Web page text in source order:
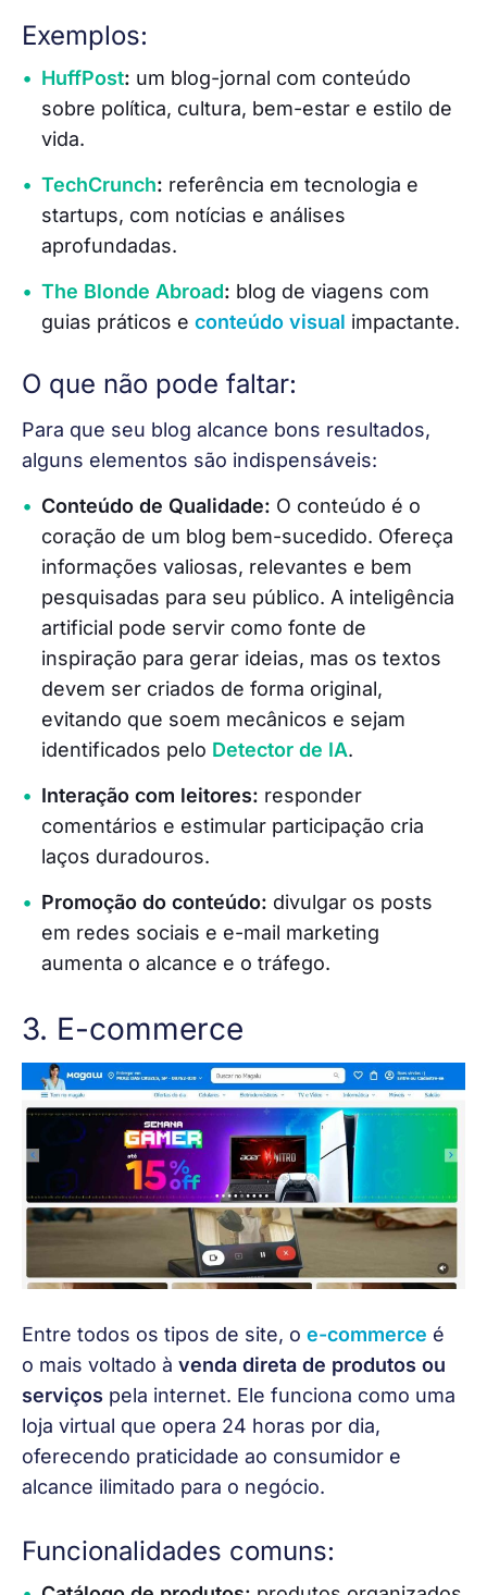
Exemplos:
HuffPost: um blog-jornal com conteúdo
sobre política, cultura, bem-estar e estilo de
vida.
TechCrunch: referência em tecnologia e
startups, com notícias e análises
aprofundadas.
The Blonde Abroad: blog de viagens com
guias práticos e conteúdo visual impactante.
O que não pode faltar:
Para que seu blog alcance bons resultados,
alguns elementos são indispensáveis:
Conteúdo de Qualidade: O conteúdo é o
coração de um blog bem-sucedido. Ofereça
informações valiosas, relevantes e bem
pesquisadas para seu público. A inteligência
artificial pode servir como fonte de
inspiração para gerar ideias, mas os textos
devem ser criados de forma original,
evitando que soem mecânicos e sejam
identificados pelo Detector de IA.
Interação com leitores: responder
comentários e estimular participação cria
laços duradouros.
Promoção do conteúdo: divulgar os posts
em redes sociais e e-mail marketing
aumenta o alcance e o tráfego.
3. E-commerce
Entre todos os tipos de site, o e-commerce é
o mais voltado à venda direta de produtos ou
serviços pela internet. Ele funciona como uma
loja virtual que opera 24 horas por dia,
oferecendo praticidade ao consumidor e
alcance ilimitado para o negócio.
Funcionalidades comuns: